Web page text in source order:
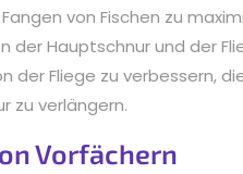
von Fischen zu
der Hauptschnur und der
der Fliege zu verbessern,
zu verlängern.
Vorfächern